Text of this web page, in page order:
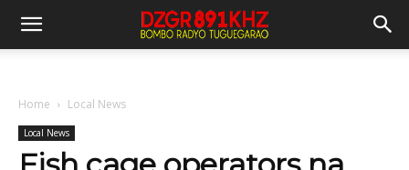
Home Local News
Local News